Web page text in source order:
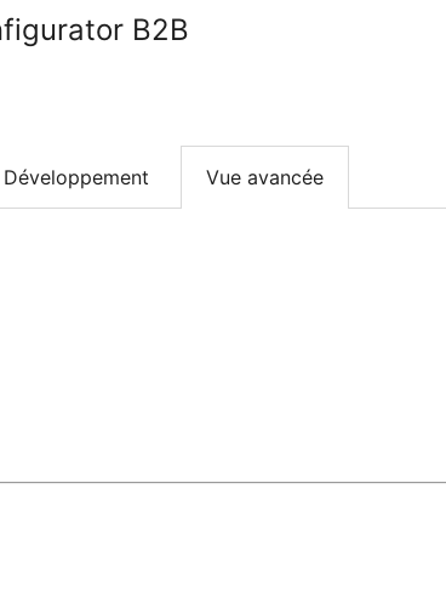
B2B
Développement Vue avancée